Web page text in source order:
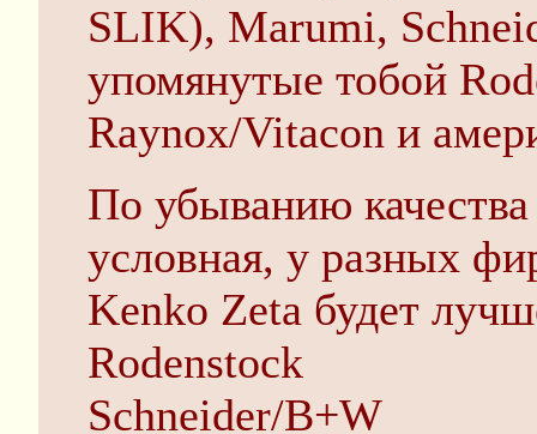
SLIK), Marumi,
упомянутые тобой
Raynox/Vitacon и
По убыванию
условная, у разных
Kenko Zeta будет
Rodenstock
Schneider/B+W